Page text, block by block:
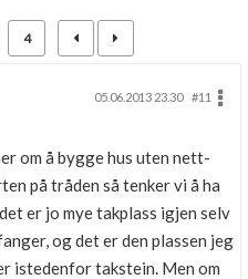
4
05.06.2013 23.30
#11
om å bygge hus uten nett-
på tråden så tenker vi å ha
er jo mye takplass igjen selv
og det er den plassen jeg
istedenfor takstein. Men om